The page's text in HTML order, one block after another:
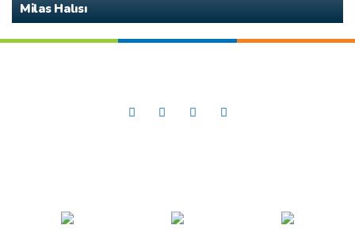
Milas Halısı